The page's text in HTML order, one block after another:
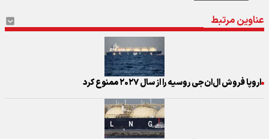
عناوین مرتبط
اروپا فروش ال‌ان‌جی روسیه را از سال ۲۰۲۷ ممنوع کرد